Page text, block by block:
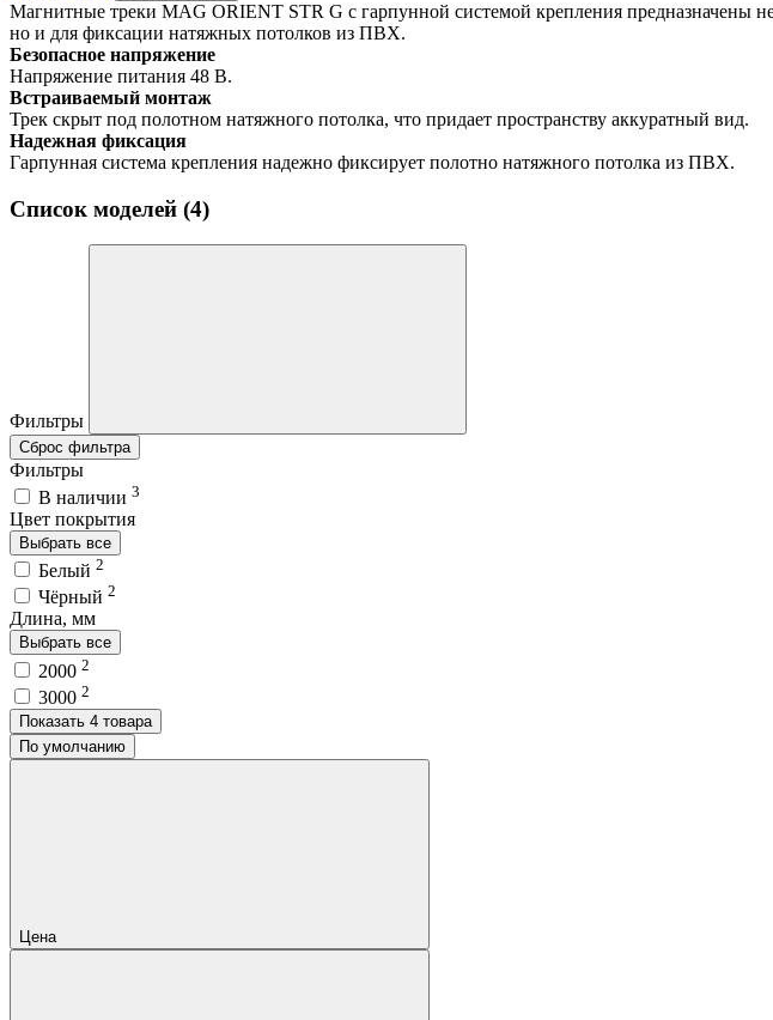
Магнитные треки MAG ORIENT STR G с гарпунной системой крепления предназначены
но и для фиксации натяжных потолков из ПВХ.
Безопасное напряжение
Напряжение питания 48 В.
Встраиваемый монтаж
Трек скрыт под полотном натяжного потолка, что придает пространству аккуратный вид.
Надежная фиксация
Гарпунная система крепления надежно фиксирует полотно натяжного потолка из ПВХ.
Список моделей (4)
Фильтры
Сброс фильтра
Фильтры
В наличии 3
Цвет покрытия
Выбрать все
Белый 2
Чёрный 2
Длина, мм
Выбрать все
2000 2
3000 2
Показать 4 товара
По умолчанию
Цена